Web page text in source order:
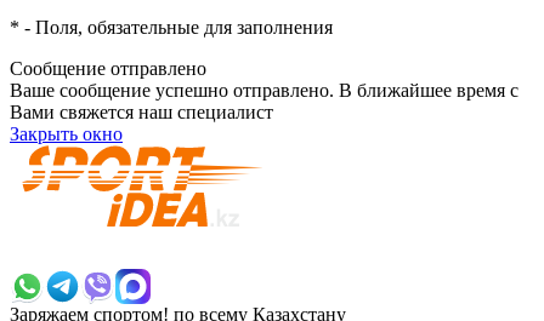
* - Поля, обязательные для заполнения
Сообщение отправлено
Ваше сообщение успешно отправлено. В ближайшее время с
Вами свяжется наш специалист
Закрыть окно
Заряжаем спортом! по всему Казахстану